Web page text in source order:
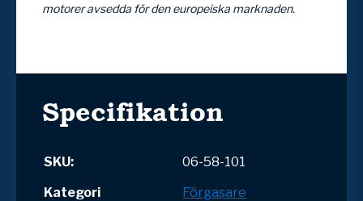
motorer avsedda för den europeiska marknaden.
Specifikation
SKU:
06-58-101
Kategori
Förgasare